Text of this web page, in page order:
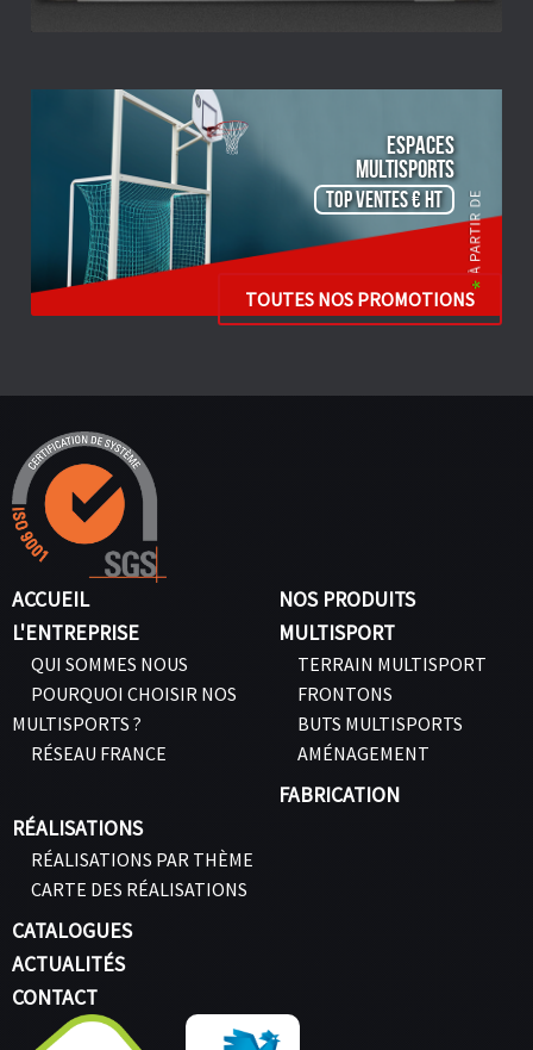
ESPACES
Multisports
TOP VENTES € HT
TOUTES NOS PROMOTIONS
ACCUEIL
L'ENTREPRISE
QUI SOMMES NOUS
POURQUOI CHOISIR NOS
MULTISPORTS ?
RÉSEAU FRANCE
NOS PRODUITS
MULTISPORT
TERRAIN MULTISPORT
FRONTONS
BUTS MULTISPORTS
AMÉNAGEMENT
FABRICATION
RÉALISATIONS
RÉALISATIONS PAR THÈME
CARTE DES RÉALISATIONS
CATALOGUES
ACTUALITÉS
CONTACT